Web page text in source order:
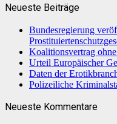
Neueste Beiträge
Bundesregierung
Koalitionsvertrag
Urteil Europäischer
Daten der
Polizeiliche
Neueste Kommentare